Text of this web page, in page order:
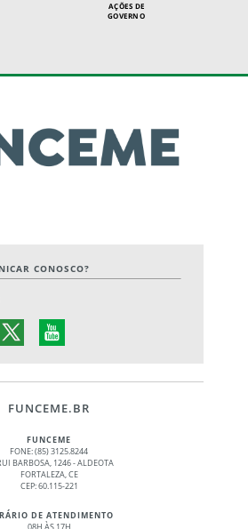
AÇÕES DE
GOVERNO
CONOSCO?
FUNCEME.BR
FUNCEME
FONE: (85) 3125.8244
BARBOSA, 1246 - ALDEOTA
FORTALEZA, CE
CEP: 60.115-221
DE ATENDIMENTO